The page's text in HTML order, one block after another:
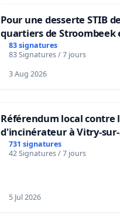
Pour une desserte STIB
quartiers de Stroombeek
Beauval - Voor een MIVB-
bediening van de wijken
Strombeek en Het Voor
83 signatures
83 Signatures / 7 jours
3 Aug 2026
Référendum local contre
d'incinérateur à Vitry-
731 signatures
42 Signatures / 7 jours
5 Jul 2026